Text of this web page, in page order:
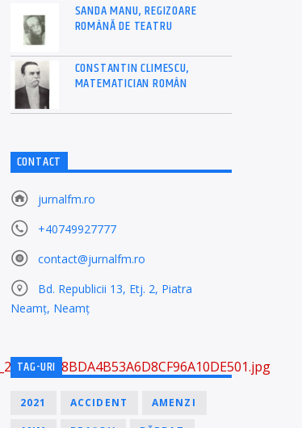
SANDA MANU, REGIZOARE
ROMÂNĂ DE TEATRU
CONSTANTIN CLIMESCU,
MATEMATICIAN ROMÂN
CONTACT
jurnalfm.ro
+40749927777
contact@jurnalfm.ro
Bd. Republicii 13, Etj. 2, Piatra
Neamț, Neamț
TAG-URI
2021 ACCIDENT AMENZI